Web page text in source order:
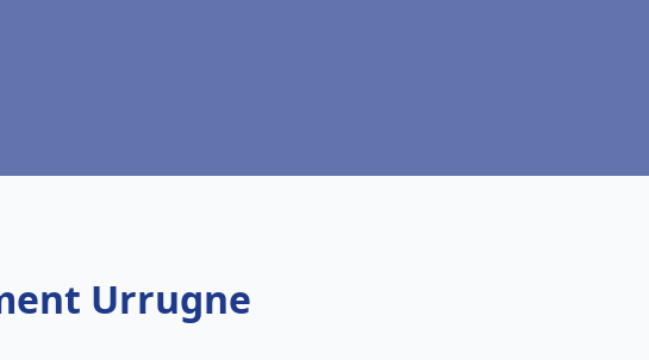
Urrugne